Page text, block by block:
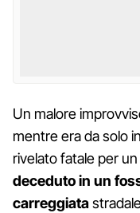
Un malore
mentre era da solo
rivelato fatale per
deceduto in un
carreggiata